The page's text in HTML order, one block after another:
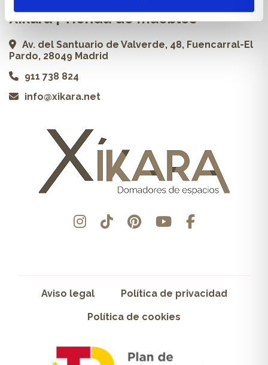
Xikara | Tienda de muebles
Av. del Santuario de Valverde, 48, Fuencarral-El
Pardo, 28049 Madrid
911 738 824
info@xikara.net
Aviso legal Política de privacidad
Política de cookies